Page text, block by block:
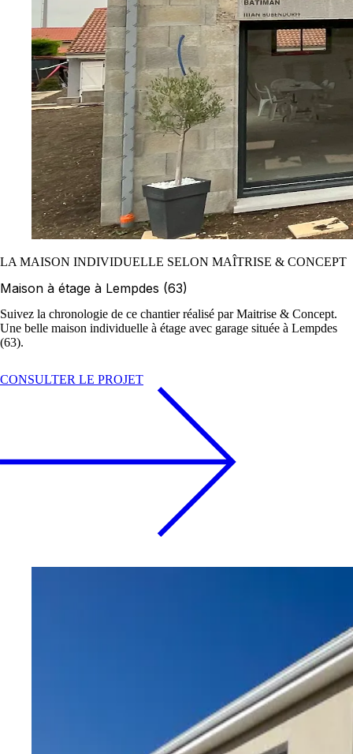
LA MAISON INDIVIDUELLE SELON MAÎTRISE & CONCEPT
Maison à étage à Lempdes (63)
Suivez la chronologie de ce chantier réalisé par Maitrise & Concept.
Une belle maison individuelle à étage avec garage située à Lempdes
(63).
CONSULTER LE PROJET